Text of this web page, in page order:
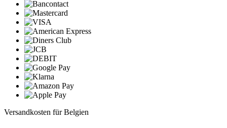
Versandkosten für Belgien